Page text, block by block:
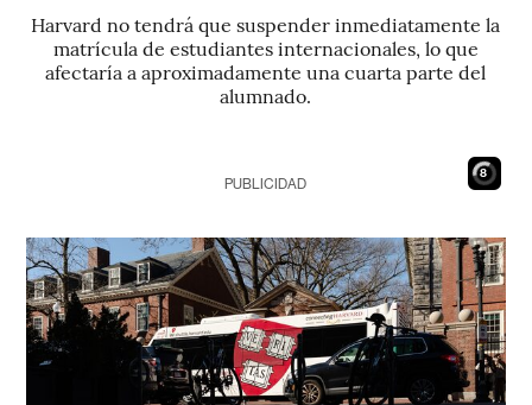
Harvard no tendrá que suspender inmediatamente la
matrícula de estudiantes internacionales, lo que
afectaría a aproximadamente una cuarta parte del
alumnado.
7
PUBLICIDAD